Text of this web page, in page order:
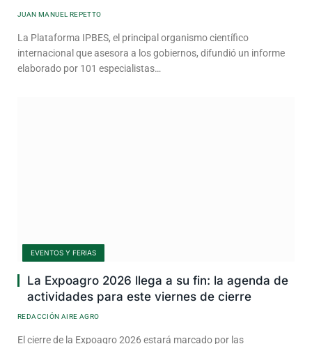
JUAN MANUEL REPETTO
La Plataforma IPBES, el principal organismo científico
internacional que asesora a los gobiernos, difundió un informe
elaborado por 101 especialistas…
EVENTOS Y FERIAS
La Expoagro 2026 llega a su fin: la agenda de
actividades para este viernes de cierre
REDACCIÓN AIRE AGRO
El cierre de la Expoagro 2026 estará marcado por las